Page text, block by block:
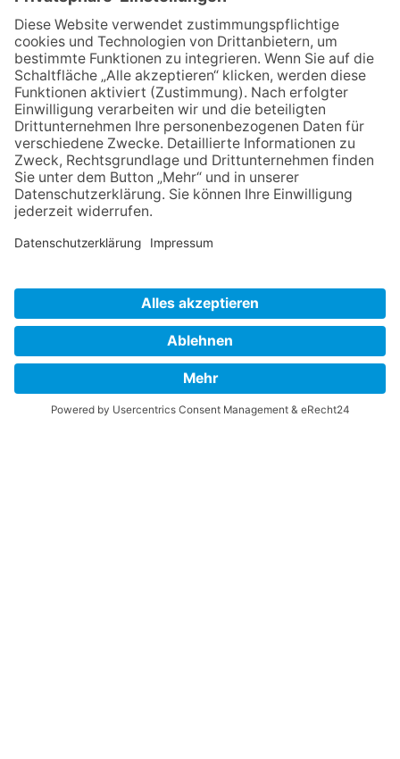
IMPRESSUM
VERBRAUCHERSTREITBEILEGUNGSGESETZ
HINWEISGEBERSCHUTZGESETZ
KONTAKT VORLESE-FUNKTION: READSPEAKER